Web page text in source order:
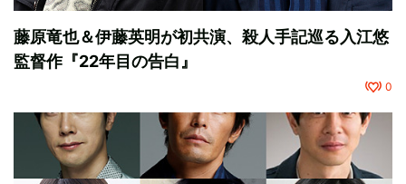
藤原竜也＆伊藤英明が初共演、殺人手記巡る入江悠
監督作『22年目の告白』
0